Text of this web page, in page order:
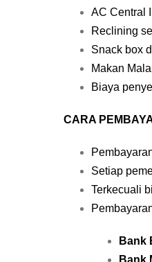
AC Central
Reclining
Snack box
Makan
Biaya
CARA
Setiap
Terkecuali
Bank
Bank